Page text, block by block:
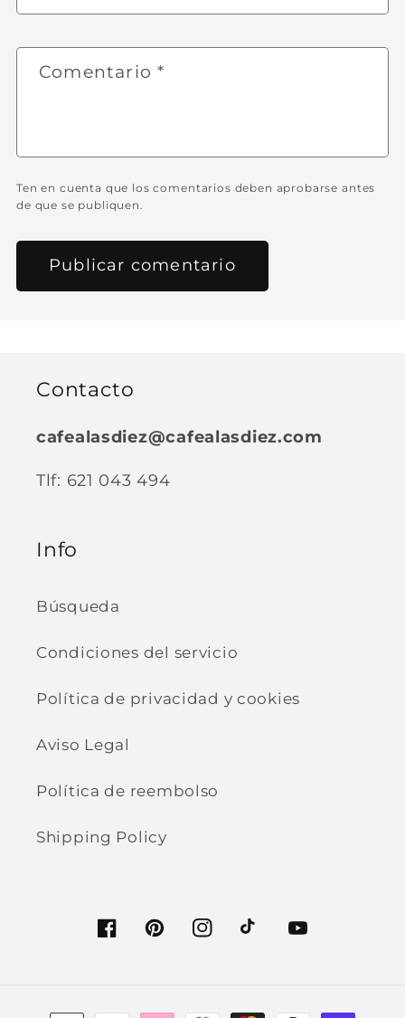
Comentario*
Ten en cuenta que los comentarios deben aprobarse antes
de que se publiquen.
Contacto
cafealasdiez@cafealasdiez.com
Tlf: 621 043 494
Info
Búsqueda
Condiciones del servicio
Política de privacidad y cookies
Aviso Legal
Política de reembolso
Shipping Policy
FacebookPinterestInstagramTikTokYouTube